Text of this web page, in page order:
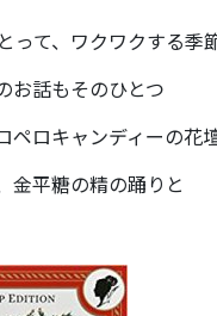
て、ワクワクする季節
お話もそのひとつ
ペロキャンディーの花
金平糖の精の踊りと